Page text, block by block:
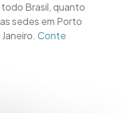
Brasil, quanto
sedes em Porto
Conte